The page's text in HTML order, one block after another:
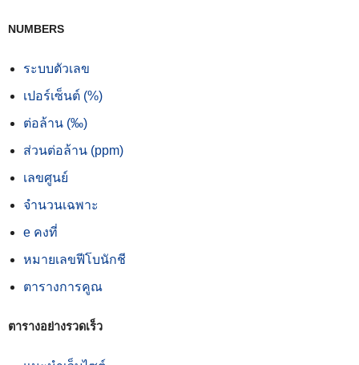
NUMBERS
ระบบตัวเลข
เปอร์เซ็นต์ (%)
ต่อล้าน (‰)
ส่วนต่อล้าน (ppm)
เลขศูนย์
จำนวนเฉพาะ
e คงที่
หมายเลขฟีโบนักชี
ตารางการคูณ
ตารางอย่างรวดเร็ว